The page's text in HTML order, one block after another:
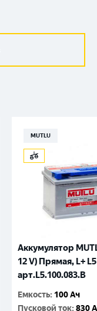
MUTLU
Аккумулятор
12 V) Прямая, L+ L5
арт.L5.100.083.B
Емкость: 100 Ач
Пусковой ток:830 A